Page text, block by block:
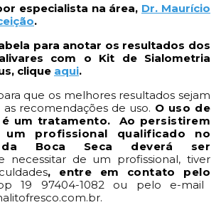
especialista na área, Dr. Maurício
.
para anotar os resultados dos
com o Kit de Sialometria
clique aqui.
que os melhores resultados sejam
as recomendações de uso. O uso de
um tratamento. Ao persistirem
um profissional qualificado no
da Boca Seca deverá ser
necessitar de um profissional, tiver
, entre em contato pelo
19 97404-1082 ou pelo e-mail
.